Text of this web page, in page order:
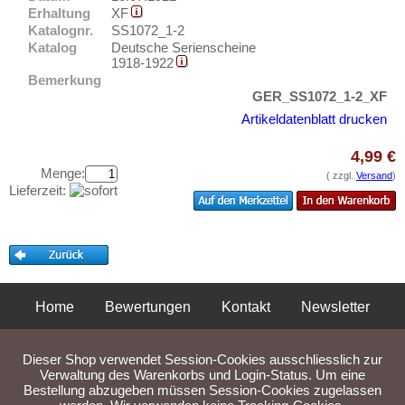
Pyritz
Pyrmont
Orte mit Q...
Orte mit T...
Orte mit U...
Orte mit W...
Orte mit Z...
Testbanknoten
Banknotenbriefe
Aufbewahrung
Ihre Bewertungen
Kontakt
Preislisten
Ankauf
Erhaltungsgrade
FAQ
Erhaltung
XF
Katalognr.
SS1072_1-2
Katalog
Deutsche Serienscheine
1918-1922
Bemerkung
GER_SS1072_1-2_XF
Artikeldatenblatt drucken
Menge:
Lieferzeit:
4,99 €
( zzgl. Versand)
Home Bewertungen Kontakt
Newsletter
Liefer- und Versandkosten
Dieser Shop verwendet Session-Cookies ausschliesslich zur
Verwaltung des Warenkorbs und Login-Status. Um eine
Bestellung abzugeben müssen Session-Cookies zugelassen